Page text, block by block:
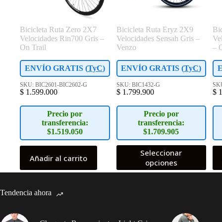
Bicicleta Ruta Zero 2X7
Velocidades Rin700 Gris –
On Trail
ENVÍO GRATIS (TyC)
SKU: BIC2601-BIC2602-G
$ 1.599.000
Precio por
transferencia:
$1.519.050
Añadir al carrito
Bicicleta Ruta Eryz 2X9
Velocidades Sensah Gris –
Venzo
ENVÍO GRATIS (TyC)
SKU: BIC1432-G
$1.799.900
Precio por
transferencia:
$1.709.905
Seleccionar
opciones
Este
producto
pueden
–
$
Tendencia ahora